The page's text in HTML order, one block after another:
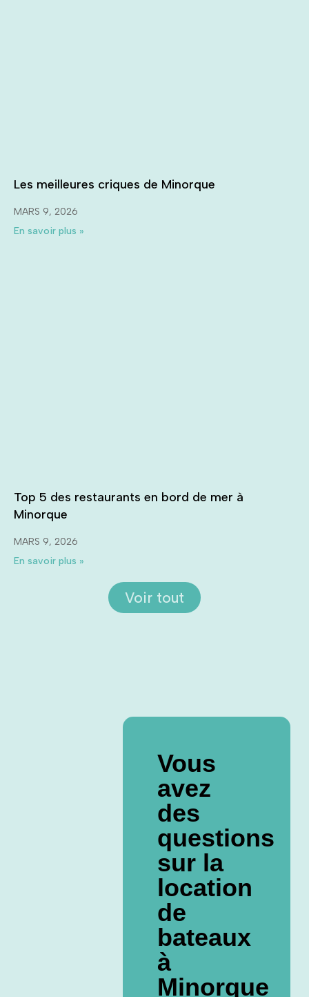
Les meilleures criques de Minorque
MARS 9, 2026
En savoir plus »
Top 5 des restaurants en bord de mer à
Minorque
MARS 9, 2026
En savoir plus »
Voir tout
Vous
avez
des
questions
sur la
location
de
bateaux
à
Minorque